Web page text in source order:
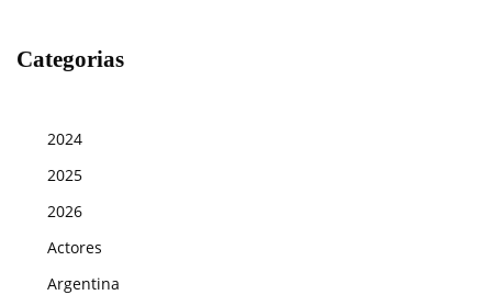
Categorias
2024
2025
2026
Actores
Argentina